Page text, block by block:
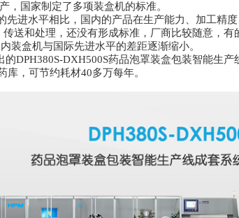
，国家制定了多项装盒机的标准。
进水平相比，国内的产品在生产能力、加工精
送和处理，还没有形成标准，厂商比较随意，
装盒机与国际先进水平的差距逐渐缩小。
DPH380S-DXH500S药品泡罩装盒包装智能生
，可节约耗材40多万每年。